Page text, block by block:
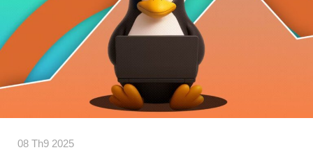
08 Th9 2025